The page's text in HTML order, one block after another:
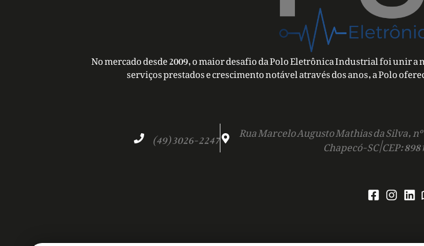
No mercado desde 2009, o maior desafio da Polo Eletrônica Industrial foi unir
serviços prestados e crescimento notável através dos anos, a Polo
(49) 3026-2247 Rua Marcelo Augusto Mathias da Silva,
Chapecó-SC | CEP: